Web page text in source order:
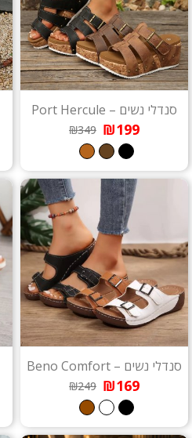
סנדלי נשים – Port Hercule
₪199
₪349
סנדלי נשים – Beno Comfort
₪169
₪249